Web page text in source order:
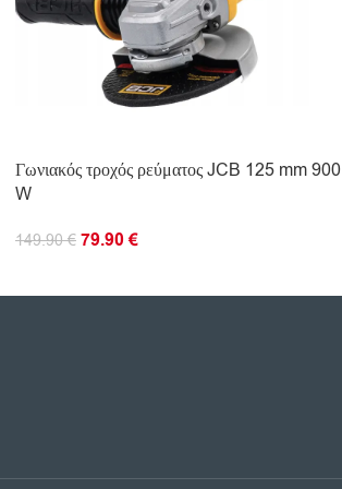
Γωνιακός τροχός ρεύματος JCB 125 mm 900
W
149.90€ 79.90€